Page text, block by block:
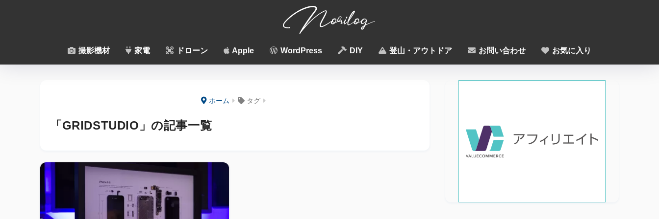
撮影機材 家電 ドローン Apple WordPress DIY 登山・アウトドア お問い合わせ お気に入り
ホーム タグ
「GRIDSTUDIO」の記事一覧